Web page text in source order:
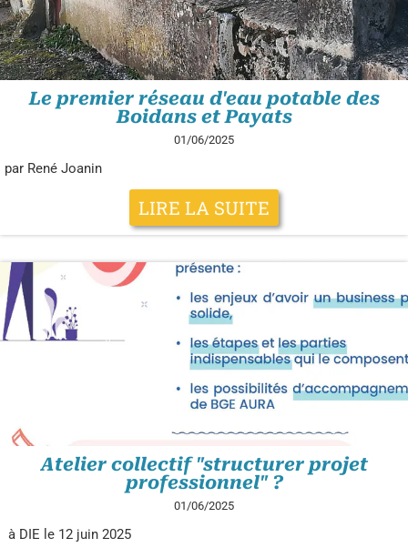
Le premier réseau d'eau potable des
Boidans et Payats
01/06/2025
par René Joanin
LIRE LA SUITE
Atelier collectif "structurer projet
professionnel" ?
01/06/2025
à DIE le 12 juin 2025